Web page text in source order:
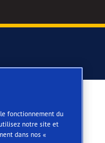
fonctionnement du
notre site et
dans nos «